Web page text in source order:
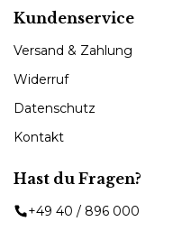
Kundenservice
Versand & Zahlung
Widerruf
Datenschutz
Kontakt
Hast du Fragen?
+49 40 / 896 000